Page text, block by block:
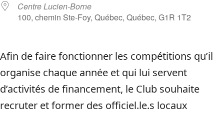
Centre Lucien-Borne
100, chemin Ste-Foy, Québec, Québec, G1R 1T2
Afin de faire fonctionner les compétitions qu’il
organise chaque année et qui lui servent
d’activités de financement, le Club souhaite
recruter et former des officiel.le.s locaux